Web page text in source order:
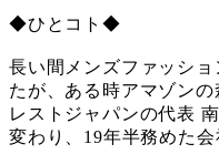
◆ひとコト◆
長い間メンズファッシ
たが、ある時アマゾン
レストジャパンの代表
変わり、19年半務めた会